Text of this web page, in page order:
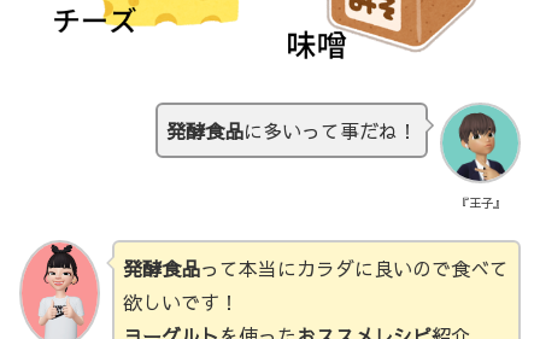
『王子』
発酵食品に多いって事だね！
発酵食品って本当にカラダに良いので食べて
欲しいです！